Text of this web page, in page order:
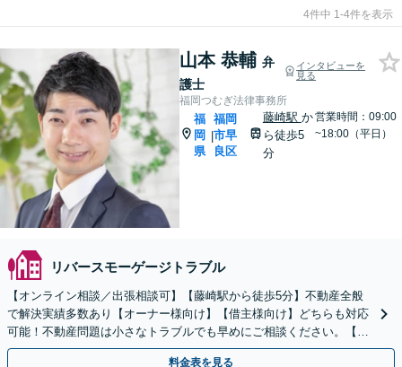
4件中 1-4件を表示
山本 恭輔 弁
護士
インタビューを
見る
福岡つむぎ法律事務所
福
岡
県
|
福岡
市早
良区
藤崎駅 か
ら徒歩5
分
営業時間：09:00
~18:00（平日）
リバースモーゲージトラブル
【オンライン相談／出張相談可】【藤崎駅から徒歩5分】不動産全般
で解決実績多数あり【オーナー様向け】【借主様向け】どちらも対応
可能！不動産問題は小さなトラブルでも早めにご相談ください。【分
かりやすく・リーズナブルな料金設定】【弁護士歴7年】
料金表を見る